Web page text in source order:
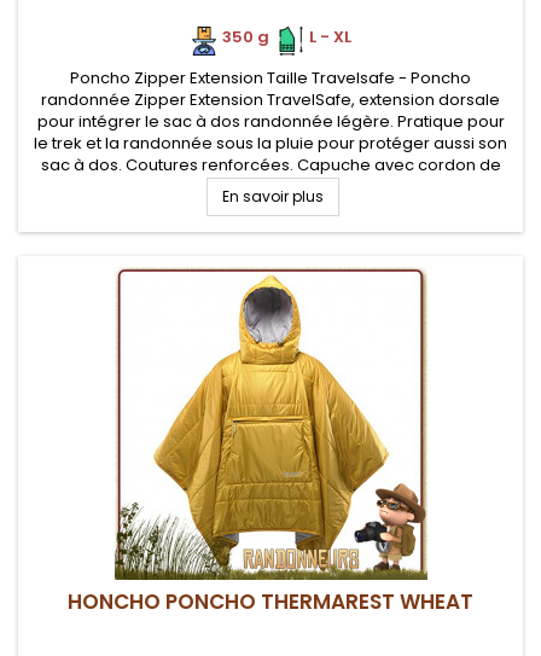
350 g
L - XL
Poncho Zipper Extension Taille Travelsafe - Poncho
randonnée Zipper Extension TravelSafe, extension dorsale
pour intégrer le sac à dos randonnée légère. Pratique pour
le trek et la randonnée sous la pluie pour protéger aussi son
sac à dos. Coutures renforcées. Capuche avec cordon de
serrage et zip frontal
En savoir plus
HONCHO PONCHO THERMAREST WHEAT